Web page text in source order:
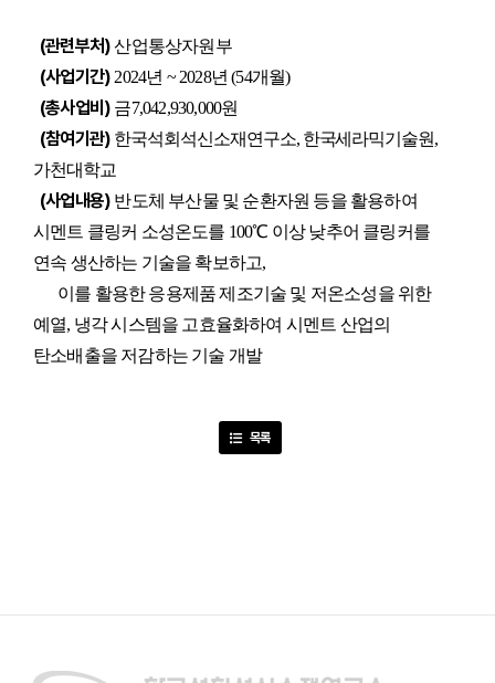
(관련부처) 산업통상자원부
(사업기간) 2024년 ~ 2028년 (54개월)
(총사업비) 금7,042,930,000원
(참여기관) 한국석회석신소재연구소, 한국세라믹기술원,
가천대학교
(사업내용) 반도체 부산물 및 순환자원 등을 활용하여
시멘트 클링커 소성온도를 100℃ 이상 낮추어 클링커를
연속 생산하는 기술을 확보하고,
이를 활용한응용제품 제조기술 및 저온소성을 위한
예열, 냉각 시스템을 고효율화하여 시멘트 산업의
탄소배출을 저감하는 기술 개발
목록